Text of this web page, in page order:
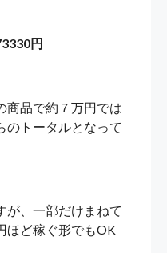
円
商品で約７万円では
のトータルとなって
が、一部だけまねて
ほど稼ぐ形でもOK